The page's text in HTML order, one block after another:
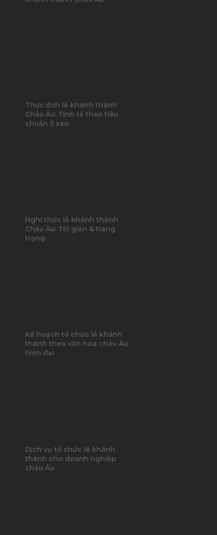
Thực đơn lễ khánh thành
Châu Âu: Tinh tế theo tiêu
chuẩn 5 sao
Nghi thức lễ khánh thành
Châu Âu: Tối giản & trang
trọng
Kế hoạch tổ chức lễ khánh
thành theo văn hóa châu Âu
hiện đại
Dịch vụ tổ chức lễ khánh
thành cho doanh nghiệp
châu Âu